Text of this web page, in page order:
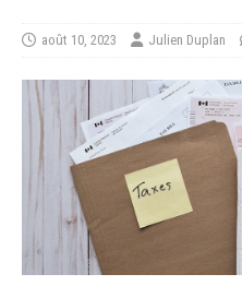
août 10, 2023 Julien Duplan